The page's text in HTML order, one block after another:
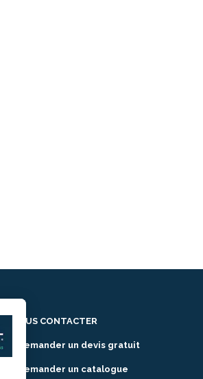
NOUS CONTACTER
> Demander un devis gratuit
> Demander un catalogue